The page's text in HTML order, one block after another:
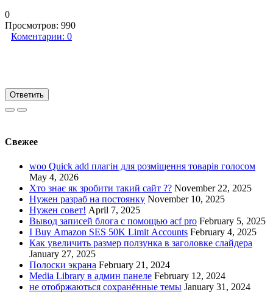
0
Просмотров: 990
Коментарии: 0
Ответить
Свежее
woo Quick add плагін для розміщення товарів голосом
May 4, 2026
Хто знає як зробити такий сайт ?? November 22, 2025
Нужен разраб на постоянку November 10, 2025
Нужен совет! April 7, 2025
Вывод записей блога с помощью acf pro February 5, 2025
I Buy Amazon SES 50K Limit Accounts February 4, 2025
Как увеличить размер ползунка в заголовке слайдера
January 27, 2025
Полоски экрана February 21, 2024
Media Library в админ панеле February 12, 2024
не отобржаються сохранённые темы January 31, 2024